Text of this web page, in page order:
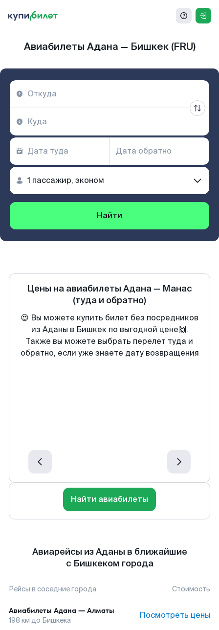
Авиабилеты Адана — Бишкек (FRU)
Найти
Цены на авиабилеты Адана — Манас
(туда и обратно)
😍 Вы можете купить билет без посредников
из Аданы в Бишкек по выгодной цене🙌.
Также вы можете выбрать перелет туда и
обратно, если уже знаете дату возвращения
Найти авиабилеты
Авиарейсы из Аданы в ближайшие
с Бишкеком города
Рейсы в соседние города Стоимость
Авиабилеты Адана — Алматы
198 км до Бишкека Посмотреть цены